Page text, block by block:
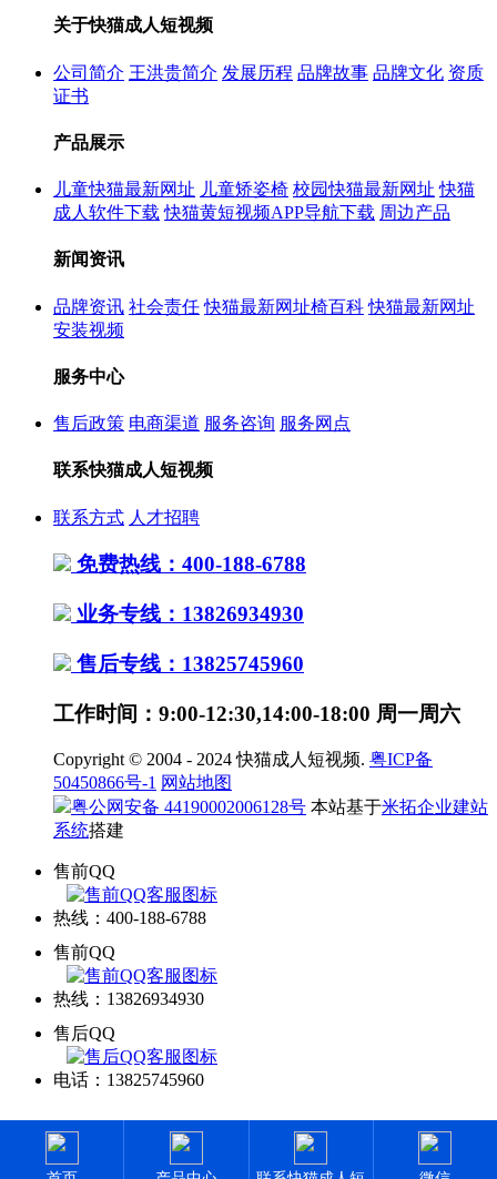
关于快猫成人短视频
公司简介 王洪贵简介 发展历程 品牌故事 品牌文化 资质
证书
产品展示
儿童快猫最新网址 儿童矫姿椅 校园快猫最新网址 快猫
成人软件下载 快猫黄短视频APP导航下载 周边产品
新闻资讯
品牌资讯 社会责任 快猫最新网址椅百科 快猫最新网址
安装视频
服务中心
售后政策 电商渠道 服务咨询 服务网点
联系快猫成人短视频
联系方式 人才招聘
免费热线：400-188-6788
业务专线：13826934930
售后专线：13825745960
工作时间：9:00-12:30,14:00-18:00 周一周六
Copyright © 2004 - 2024 快猫成人短视频. 粤ICP备
50450866号-1 网站地图
粤公网安备 44190002006128号 本站基于米拓企业建站
系统搭建
售前QQ
热线：400-188-6788
售前QQ
热线：13826934930
售后QQ
电话：13825745960
网站地图